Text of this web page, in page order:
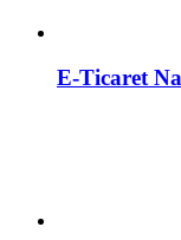
E-Ticaret